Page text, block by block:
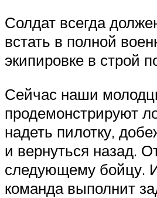
Солдат всегда
встать в полной
экипировке в строй
Сейчас наши
продемонстрируют
надеть пилотку,
и вернуться назад.
следующему бойцу.
команда выполнит